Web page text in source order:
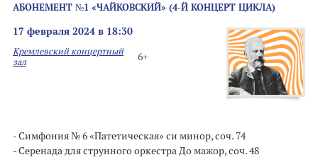
АБОНЕМЕНТ №1 «ЧАЙКОВСКИЙ» (4-Й КОНЦЕРТ ЦИКЛА)
17 февраля 2024 в 18:30
6+
Кремлевский концертный
зал
- Симфония № 6 «Патетическая» си минор, соч. 74
- Серенада для струнного оркестра До мажор, соч. 48